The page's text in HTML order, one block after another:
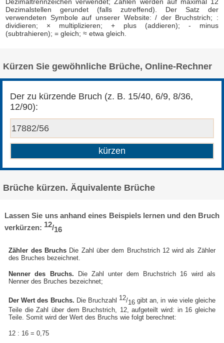
Dezimalstellen gerundet (falls zutreffend). Der Satz der
verwendeten Symbole auf unserer Website: / der Bruchstrich; :
dividieren; × multiplizieren; + plus (addieren); - minus
(subtrahieren); = gleich; ≈ etwa gleich.
Kürzen Sie gewöhnliche Brüche, Online-Rechner
Der zu kürzende Bruch (z. B. 15/40, 6/9, 8/36,
12/90):
Brüche kürzen. Äquivalente Brüche
Lassen Sie uns anhand eines Beispiels lernen und den Bruch
verkürzen: 12/16
Zähler des BruchsDie Zahl über dem Bruchstrich 12 wird als Zähler
des Bruches bezeichnet.
Nenner des Bruchs. Die Zahl unter dem Bruchstrich 16 wird als
Nenner des Bruches bezeichnet;
Der Wert des Bruchs. Die Bruchzahl 12/16 gibt an, in wie viele gleiche
Teile die Zahl über dem Bruchstrich, 12, aufgeteilt wird: in 16 gleiche
Teile. Somit wird der Wert des Bruchs wie folgt berechnet:
12 : 16 = 0,75